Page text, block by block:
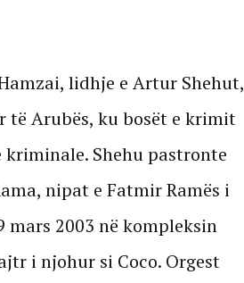
lidhje e Artur Shehut,
të Arubës, ku bosët e krimit
kriminale. Shehu pastronte
nipat e Fatmir Ramës i
2003 në kompleksin
i njohur si Coco. Orgest